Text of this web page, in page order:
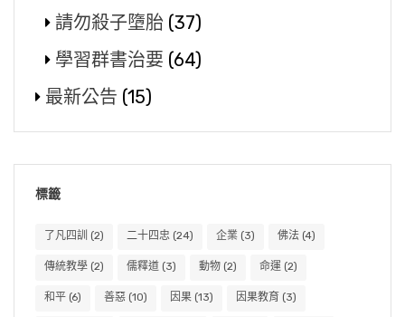
請勿殺子墮胎 (37)
學習群書治要 (64)
最新公告 (15)
標籤
了凡四訓 (2) 二十四忠 (24) 企業 (3) 佛法 (4)
傳統教學 (2) 儒釋道 (3) 動物 (2) 命運 (2)
和平 (6) 善惡 (10) 因果 (13) 因果教育 (3)